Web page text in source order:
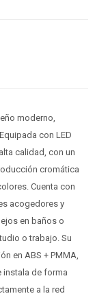
moderno,
con LED
calidad, con un
cromática
Cuenta con
acogedores y
en baños o
o trabajo. Su
en ABS + PMMA,
instala de forma
a la red